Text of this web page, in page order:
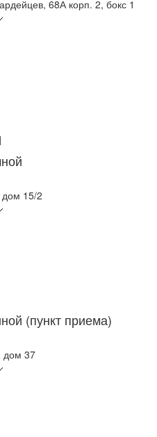
68А корп. 2, бокс 1
дом 15/2
(пункт приема)
дом 37